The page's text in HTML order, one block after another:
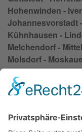
Hohenwinden -
Johannesvorstadt
Kühnhausen -
Melchendorf -
Molsdorf -
(Haarberg) - Roter
Schmira -
- Tiefthal -